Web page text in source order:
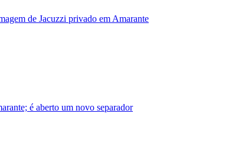
de Jacuzzi privado em Amarante
é aberto um novo separador